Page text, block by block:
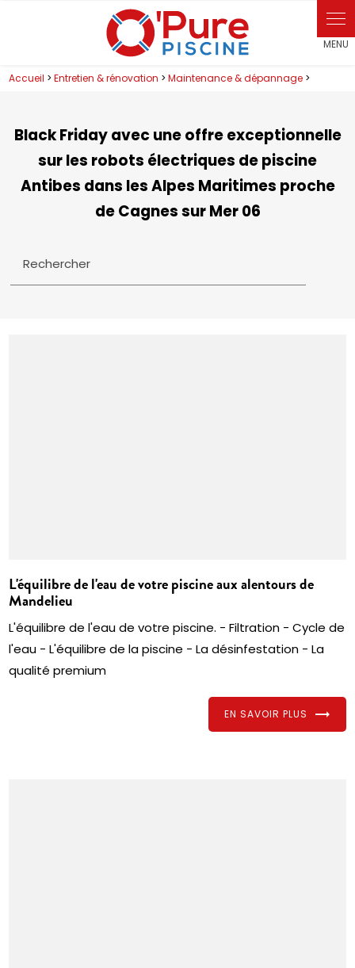
Accueil >Entretien & rénovation >Maintenance & dépannage >
Black Friday avec une offre exceptionnelle
sur les robots électriques de piscine
Antibes dans les Alpes Maritimes proche
de Cagnes sur Mer 06
Rechercher
L'équilibre de l'eau de votre piscine aux alentours de
Mandelieu
L'équilibre de l'eau de votre piscine. - Filtration - Cycle de
l'eau - L'équilibre de la piscine - La désinfestation - La
qualité premium
EN SAVOIR PLUS